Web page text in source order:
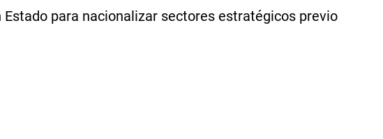
para nacionalizar sectores estratégicos previo